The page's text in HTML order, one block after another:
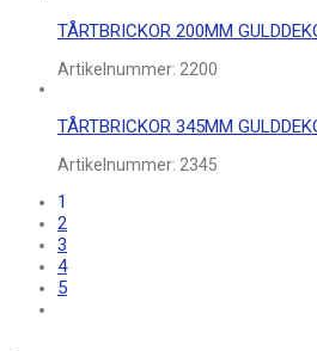
TÅRTBRICKOR 200MM
Artikelnummer: 2200
TÅRTBRICKOR 345MM
Artikelnummer: 2345
1
2
3
4
5